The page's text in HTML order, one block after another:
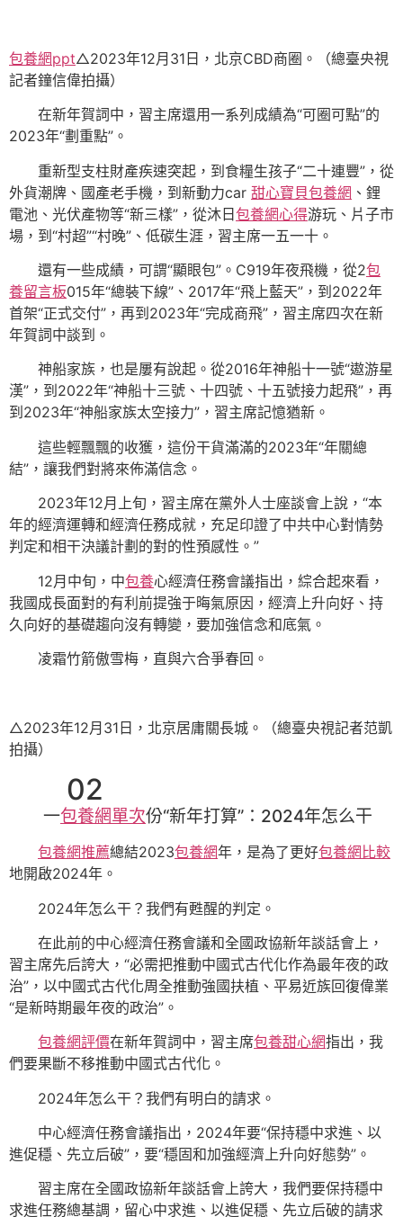
包養網ppt△2023年12月31日，北京CBD商圈。（總臺央視
記者鐘信偉拍攝）
在新年賀詞中，習主席還用一系列成績為“可圈可點”的
2023年“劃重點”。
重新型支柱財產疾速突起，到食糧生孩子“二十連豐”，從
外貨潮牌、國產老手機，到新動力car 甜心寶貝包養網 、鋰
電池、光伏產物等“新三樣”，從沐日包養網心得游玩、片子市
場，到“村超”“村晚”、低碳生涯，習主席一五一十。
還有一些成績，可謂“顯眼包”。C919年夜飛機，從2包
養留言板015年“總裝下線”、2017年“飛上藍天”，到2022年
首架“正式交付”，再到2023年“完成商飛”，習主席四次在新
年賀詞中談到。
神船家族，也是屢有說起。從2016年神船十一號“遨游星
漢”，到2022年“神船十三號、十四號、十五號接力起飛”，再
到2023年“神船家族太空接力”，習主席記憶猶新。
這些輕飄飄的收獲，這份干貨滿滿的2023年“年關總
結”，讓我們對將來佈滿信念。
2023年12月上旬，習主席在黨外人士座談會上說，“本
年的經濟運轉和經濟任務成就，充足印證了中共中心對情勢
判定和相干決議計劃的對的性預感性。”
12月中旬，中包養心經濟任務會議指出，綜合起來看，
我國成長面對的有利前提強于晦氣原因，經濟上升向好、持
久向好的基礎趨向沒有轉變，要加強信念和底氣。
凌霜竹箭傲雪梅，直與六合爭春回。
△2023年12月31日，北京居庸關長城。（總臺央視記者范凱
拍攝）
02
一包養網單次份“新年打算”：2024年怎么干
包養網推薦總結2023包養網年，是為了更好包養網比較
地開啟2024年。
2024年怎么干？我們有甦醒的判定。
在此前的中心經濟任務會議和全國政協新年談話會上，
習主席先后誇大，“必需把推動中國式古代化作為最年夜的政
治”，以中國式古代化周全推動強國扶植、平易近族回復偉業
“是新時期最年夜的政治”。
包養網評價在新年賀詞中，習主席包養甜心網指出，我
們要果斷不移推動中國式古代化。
2024年怎么干？我們有明白的請求。
中心經濟任務會議指出，2024年要“保持穩中求進、以
進促穩、先立后破”，要“穩固和加強經濟上升向好態勢”。
習主席在全國政協新年談話會上誇大，我們要保持穩中
求進任務總基調，留心中求進、以進促穩、先立后破的請求